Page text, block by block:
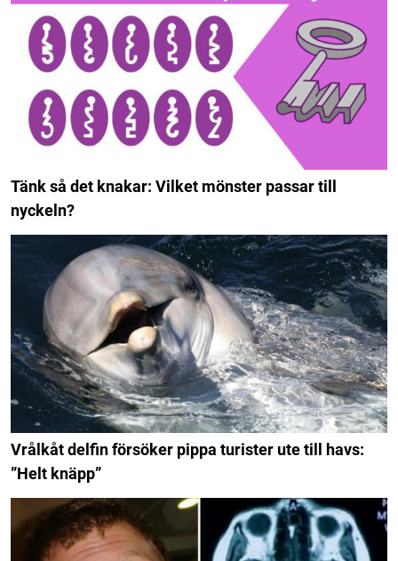
Tänk så det knakar: Vilket mönster passar till
nyckeln?
Vrålkåt delfin försöker pippa turister ute till havs:
”Helt knäpp”